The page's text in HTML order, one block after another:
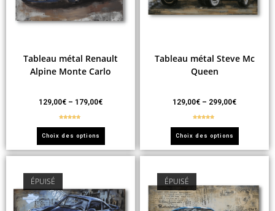
Tableau métal Renault
Alpine Monte Carlo
129,00€ – 179,00€
Choix des options
Tableau métal Steve Mc
Queen
129,00€ – 299,00€
Choix des options
ÉPUISÉ ÉPUISÉ